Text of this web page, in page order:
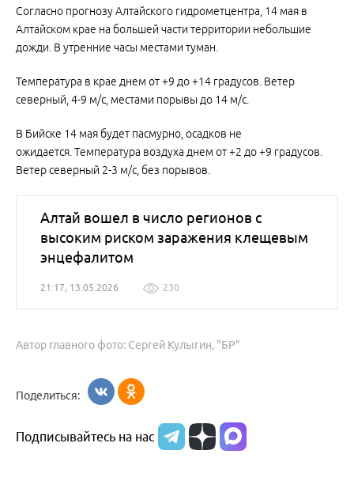
Согласно прогнозу Алтайского гидрометцентра, 14 мая в
Алтайском крае на большей части территории небольшие
дожди. В утренние часы местами туман.
Температура в крае днем от +9 до +14 градусов. Ветер
северный, 4-9 м/с, местами порывы до 14 м/с.
В Бийске 14 мая будет пасмурно, осадков не
ожидается. Температура воздуха днем от +2 до +9 градусов.
Ветер северный 2-3 м/с, без порывов.
Алтай вошел в число регионов с
высоким риском заражения клещевым
энцефалитом
21:17, 13.05.2026 230
Автор главного фото: Сергей Кулыгин, "БР"
Поделиться:
Подписывайтесь на нас